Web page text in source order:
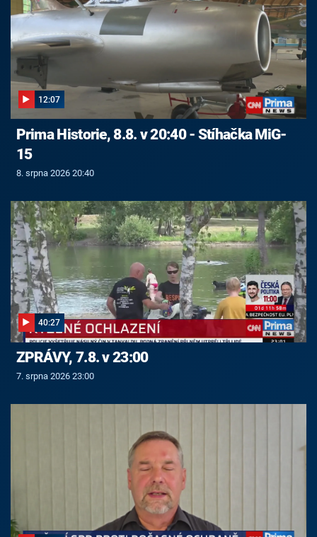
12:07
Prima Historie, 8.8. v 20:40 - Stíhačka MiG-
15
8. srpna 2026 20:40
40:27
ZPRÁVY, 7.8. v 23:00
7. srpna 2026 23:00